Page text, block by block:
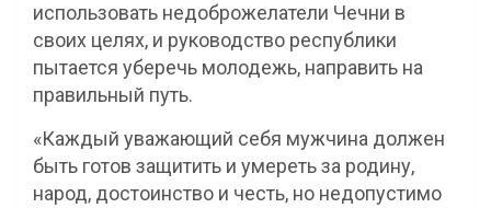
использовать недоброжелатели Чечни в
своих целях, и руководство республики
пытается уберечь молодежь, направить на
правильный путь.
«Каждый уважающий себя мужчина должен
быть готов защитить и умереть за родину,
народ, достоинство и честь, но недопустимо